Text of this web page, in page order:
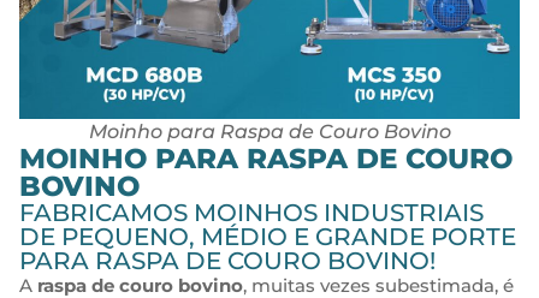
Moinho para Raspa de Couro Bovino
MOINHO PARA RASPA DE COURO
BOVINO
FABRICAMOS MOINHOS INDUSTRIAIS
DE PEQUENO, MÉDIO E GRANDE PORTE
PARA RASPA DE COURO BOVINO!
A raspa de couro bovino, muitas vezes subestimada, é